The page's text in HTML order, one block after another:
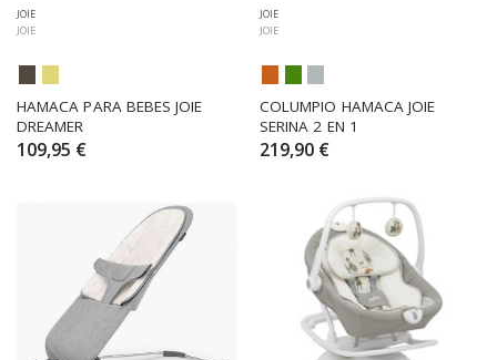
JOIE
JOIE
HAMACA PARA BEBES JOIE
DREAMER
109,95 €
JOIE
JOIE
COLUMPIO HAMACA JOIE
SERINA 2 EN 1
219,90 €